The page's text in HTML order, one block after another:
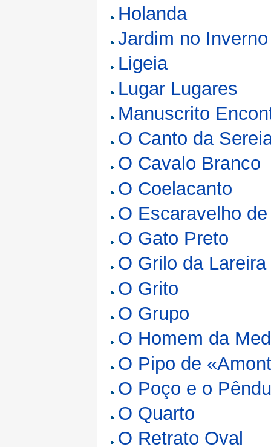
Holanda
Jardim no Inverno
Ligeia
Lugar Lugares
Manuscrito
O Canto da
O Cavalo Branco
O Coelacanto
O Escaravelho
O Gato Preto
O Grilo da Lareira
O Grito
O Grupo
O Homem da
O Pipo de
O Poço e o
O Quarto
O Retrato Oval